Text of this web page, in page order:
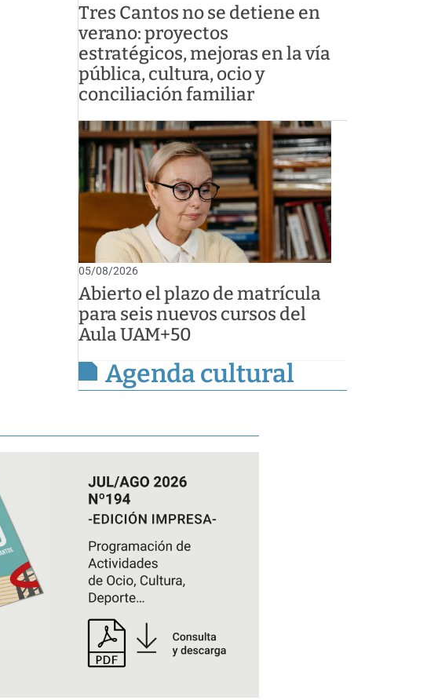
Tres Cantos no se detiene en
verano: proyectos
estratégicos, mejoras en la vía
pública, cultura, ocio y
conciliación familiar
05/08/2026
Abierto el plazo de matrícula
para seis nuevos cursos del
Aula UAM+50
Agenda cultural